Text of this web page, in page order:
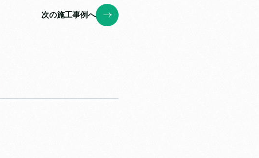
次の施工事例へ